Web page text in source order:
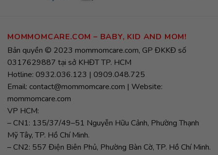
MOMMOMCARE.COM – BABY, KID AND MOM!
Bản quyền © 2023 mommomcare.com, GP ĐKKĐ số
0317629887 tại sở KHĐT TP. HCM
Hotline: 0932.036.123 | 0909.048.725
Email: contact@mommomcare.com | Website:
mommomcare.com
VP HCM:
– CN1: 135/37/49–51 Nguyễn Hữu Cảnh, Phường Thạnh
Mỹ Tây, TP. Hồ Chí Minh.
– CN2: 557 Điện Biên Phủ, Phường Bàn Cờ, TP. Hồ Chí Minh.